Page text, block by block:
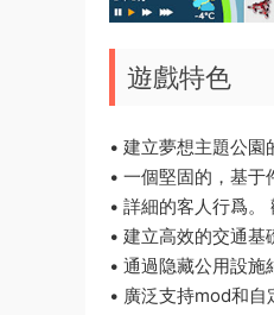
遊戲特色
• 建立夢想主題公園
• 一個堅固的，基
• 詳細的客人行爲
• 建立高效的交通
• 通過隐藏公用設
• 廣泛支持mod和自